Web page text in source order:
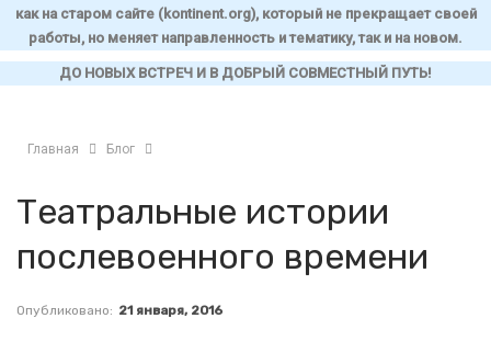
как на старом сайте (kontinent.org), который не прекращает своей
работы, но меняет направленность и тематику, так и на новом.
ДО НОВЫХ ВСТРЕЧ И В ДОБРЫЙ СОВМЕСТНЫЙ ПУТЬ!
Главная Блог
Театральные истории
послевоенного времени
Опубликовано: 21 января, 2016